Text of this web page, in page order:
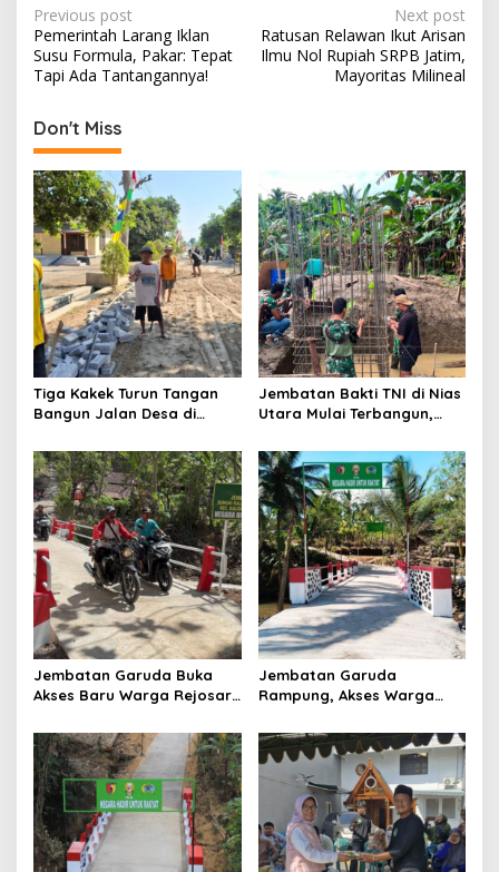
P
o
s
t
n
a
v
i
g
a
t
i
o
n
Previous post
Pemerintah Larang Iklan
Susu Formula, Pakar: Tepat
Tapi Ada Tantangannya!
Next post
Ratusan Relawan Ikut Arisan
Ilmu Nol Rupiah SRPB Jatim,
Mayoritas Milineal
Don't Miss
Tiga Kakek Turun Tangan
Bangun Jalan Desa di
Jembatan Bakti TNI di Nias
Utara Mulai Terbangun,
Pulih
Jembatan Garuda Buka
Akses Baru Warga Rejosari,
Hasil Panen Kian Lancar
Jembatan Garuda
Rampung, Akses Warga
Pertanian Kian Lancar